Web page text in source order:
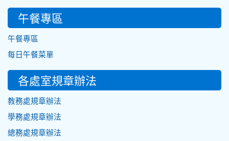
午餐專區
午餐專區
每日午餐菜單
各處室規章辦法
教務處規章辦法
學務處規章辦法
總務處規章辦法